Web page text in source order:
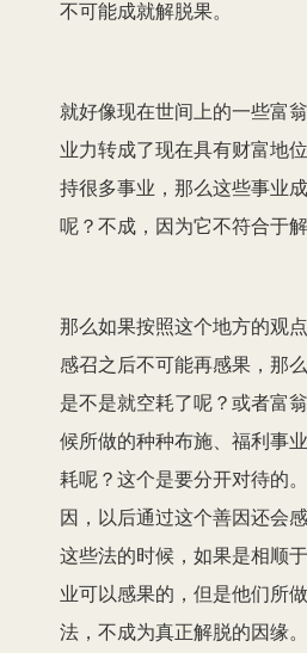
不可能成就解脱果。
就好像现在世间上的一些富
业力转成了现在具有财富地
持很多事业，那么这些事业
呢？不成，因为它不符合于解
那么如果按照这个地方的观
感召之后不可能再感果，那
是不是就空耗了呢？或者富
候所做的种种布施、福利事
耗呢？这个是要分开对待的
因，以后通过这个善因还会
这些法的时候，如果是相顺
业可以感果的，但是他们所
法，不成为真正解脱的因缘